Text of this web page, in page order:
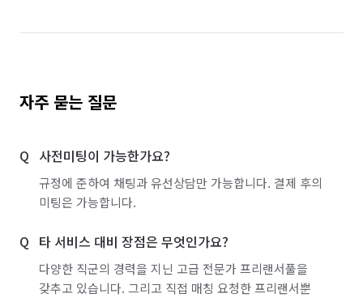
충남 천안시 서북구
경기 화성시 동탄구 경기 화성시 효행구
경기 화성시 만세구 경기 화성시 병점구
자주 묻는 질문
사전미팅이 가능한가요?
규정에 준하여 채팅과 유선상담만 가능합니다. 결제 후의
미팅은 가능합니다.
타 서비스 대비 장점은 무엇인가요?
다양한 직군의 경력을 지닌 고급 전문가 프리랜서풀을
갖추고 있습니다. 그리고 직접 매칭 요청한 프리랜서뿐